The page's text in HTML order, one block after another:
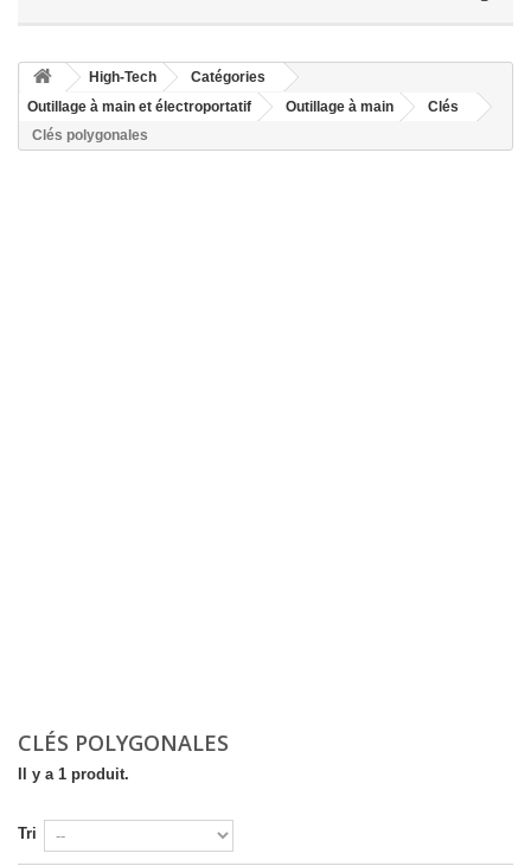
High-Tech
Catégories
Outillage à main et électroportatif
Outillage à main
Clés
Clés polygonales
CLÉS POLYGONALES
Il y a 1 produit.
Tri